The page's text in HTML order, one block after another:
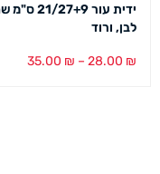
ידית עור 21/
לבן, ורוד
28.00 ₪
–
35.00 ₪